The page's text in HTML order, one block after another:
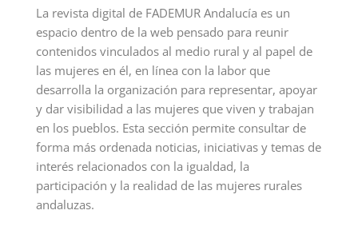
La revista digital de FADEMUR Andalucía es un
espacio dentro de la web pensado para reunir
contenidos vinculados al medio rural y al papel de
las mujeres en él, en línea con la labor que
desarrolla la organización para representar, apoyar
y dar visibilidad a las mujeres que viven y trabajan
en los pueblos. Esta sección permite consultar de
forma más ordenada noticias, iniciativas y temas de
interés relacionados con la igualdad, la
participación y la realidad de las mujeres rurales
andaluzas.